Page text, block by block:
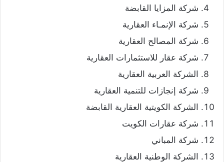
شركة المزايا القابضة
شركة الإنمـاء العقارية
شركة المصالح العقارية
شركة عقار للاستثمارات العقارية
الشركة العربية العقارية
شركة إنجازات للتنمية العقارية‏
الشركة الكويتية العقارية القابضة
شركة عقارات الكويت
شركة المباني
الشركة الوطنية العقارية